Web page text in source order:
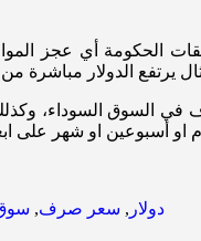
أي عجز
الارتفاع الى الـ15 ومن ثم الهبوط الى
السوق السوداء،
او أسبوعين او شهر
دولار , سعر صرف,